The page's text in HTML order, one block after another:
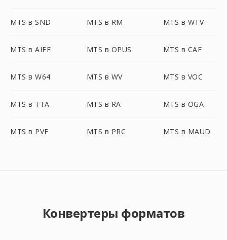
MTS в SND MTS в RM MTS в WTV
MTS в AIFF MTS в OPUS MTS в CAF
MTS в W64 MTS в WV MTS в VOC
MTS в TTA MTS в RA MTS в OGA
MTS в PVF MTS в PRC MTS в MAUD
Конвертеры форматов